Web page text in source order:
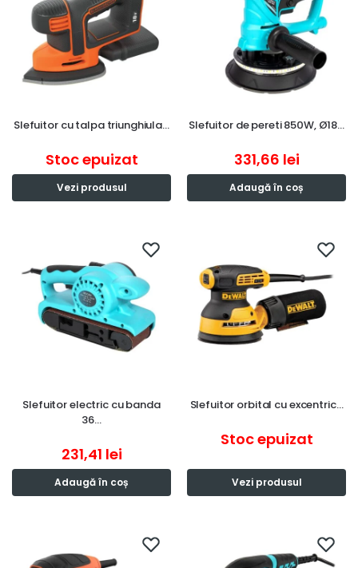
Slefuitor cu talpa triunghiula…
Stoc epuizat
Vezi produsul
Slefuitor de pereti 850W, Ø18…
331,66 lei
Adaugă în coș
Slefuitor electric cu banda
36…
231,41 lei
Adaugă în coș
Slefuitor orbital cu excentric…
Stoc epuizat
Vezi produsul